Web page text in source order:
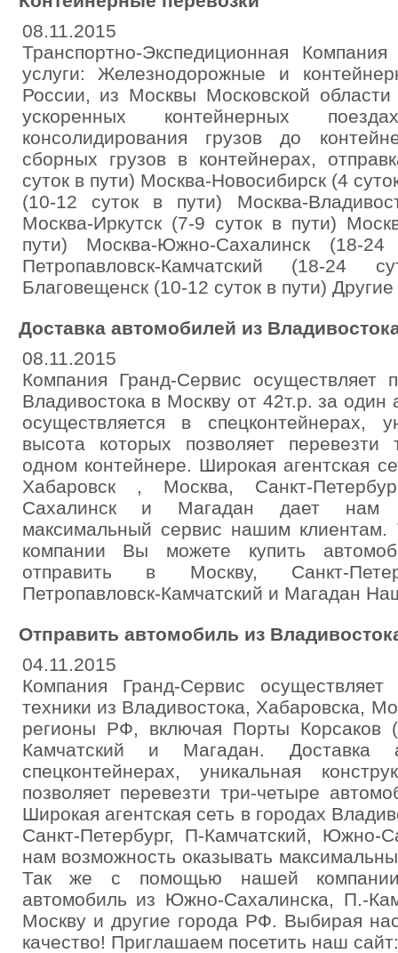
08.11.2015
Транспортно-Экспедиционная
услуги: Железнодорожные и
России, из Москвы Московской
ускоренных контейнерных
консолидирования грузов до
сборных грузов в контейнерах,
суток в пути) Москва-Новосибирск (4
(10-12 суток в пути) Москва-
Москва-Иркутск (7-9 суток в пути)
пути) Москва-Южно-Сахалинск (18-
Петропавловск-Камчатский (18-
Благовещенск (10-12 суток в пути)
Доставка автомобилей из
08.11.2015
Компания Гранд-Сервис осуществляет
Владивостока в Москву от 42т.р. за один
осуществляется в спецконтейнерах,
высота которых позволяет перевезти
одном контейнере. Широкая агентская
Хабаровск , Москва, Санкт-
Сахалинск и Магадан дает нам
максимальный сервис нашим
компании Вы можете купить
отправить в Москву, Санкт-
Петропавловск-Камчатский и Магадан
Отправить автомобиль из
04.11.2015
Компания Гранд-Сервис
техники из Владивостока, Хабаровска,
регионы РФ, включая Порты Корсаков
Камчатский и Магадан. Доставка
спецконтейнерах, уникальная
позволяет перевезти три-четыре
Широкая агентская сеть в городах
Санкт-Петербург, П-Камчатский, Южно-
нам возможность оказывать
Так же с помощью нашей
автомобиль из Южно-Сахалинска, П.-
Москву и другие города РФ. Выбирая
качество! Приглашаем посетить наш